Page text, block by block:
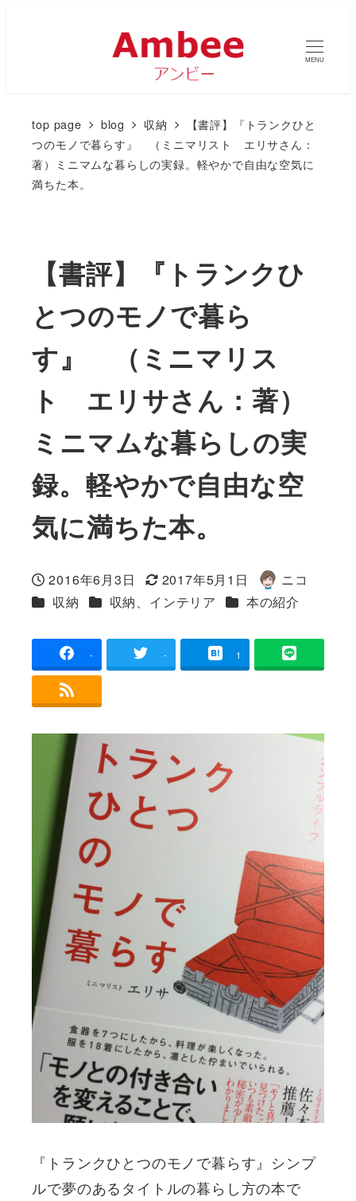
MENU
top page blog 収納
【書評】『トランクひと
つのモノで暮らす』 （ミニマリスト エリサさん：
著）ミニマムな暮らしの実録。軽やかで自由な空気に
満ちた本。
【書評】『トランクひ
とつのモノで暮ら
す』 （ミニマリス
ト エリサさん：著）
ミニマムな暮らしの実
録。軽やかで自由な空
気に満ちた本。
投稿日
2016年6月3日
更新日
2017年5月1日
著
者
ニコ
カテゴリー
収納 カテゴリー
収納、インテリア カテゴリー
本の紹介
- - 1
『トランクひとつのモノで暮らす』シンプ
ルで夢のあるタイトルの暮らし方の本で